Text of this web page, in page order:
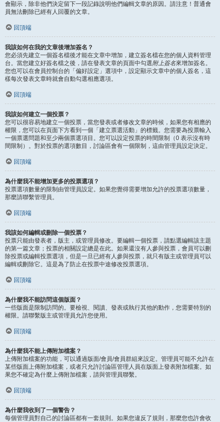
會顯示，除非他們決定留下一段記錄說明他們編輯文章的原因。請注意！普通會
員無法刪除已經有人回覆的文章。
回頂端
我該如何在我的文章後增加簽名？
您必須先建立一個簽名檔後才能在文章中增加，建立簽名檔在您的個人資料管理
台。當您建立好簽名檔之後，請在發表文章的頁面中勾選附上簽名來增加簽名。
您也可以在會員控制台的「偏好設定」選項中，設定顯示文章中的個人簽名，這
樣每次發表文章時就會自動勾選相應選項。
回頂端
我該如何建立一個投票？
您可以很容易地建立一個投票，當您發表或者修改文章的時候，如果您有相應的
權限，您可以在頁面下方看到一個「建立票選活動」的標籤。您需要為投票輸入
一個票選問題和至少兩個票選項目。您可以設定投票的時間限制（0 表示沒有時
間限制）。對於投票的選項數目，討論區會有一個限制，這由管理員設定決定。
回頂端
為什麼我不能增加更多的投票選項？
投票選項數量的限制由管理員設定。如果您覺得需要增加允許的投票選項數量，
那麼請聯繫管理員。
回頂端
我該如何編輯或刪除一個投票？
投票只能由發表者，版主，或管理員修改。要編輯一個投票，請點選編輯該主題
的第一篇文章；投票的相關設定總是在此。如果還沒有人參與投票，會員可以刪
除投票或編輯投票選項，但是一旦已經有人參與投票，就只有版主或管理員可以
編輯或刪除它。這是為了防止在投票中途修改投票選項。
回頂端
為什麼我不能訪問這個版面？
一些版面是限制訪問的。要檢視、閱讀、發表或執行其他的動作，您需要特別的
權限。請聯繫版主或管理員允許您使用。
回頂端
為什麼我不能上傳附加檔案？
上傳附加檔案的功能，可以通過版面/會員/會員群組來設定。管理員可能不允許在
某些版面上傳附加檔案，或者只允許討論區管理人員在版面上發表附加檔案。如
果您不確定為什麼上傳附加檔案，請與管理員聯繫。
回頂端
為什麼我收到了一個警告？
每個管理員對自己的討論區都有一套規則。如果您違反了規則，那麼您也許會收